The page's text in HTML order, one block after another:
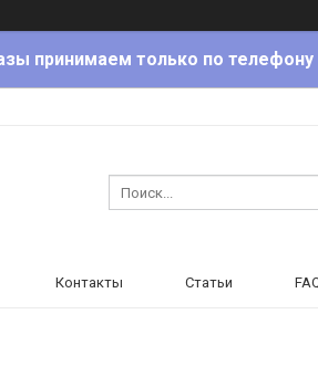
принимаем только по телефону
Контакты Статьи